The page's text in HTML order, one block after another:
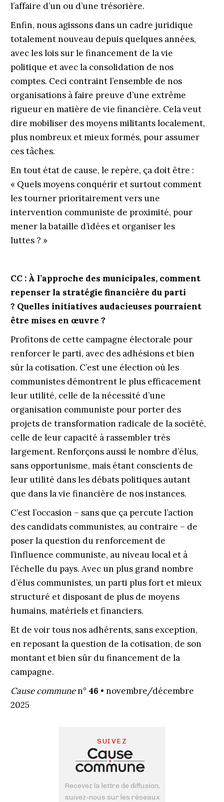
l’affaire d’un ou d’une trésorière.
Enfin, nous agissons dans un cadre juridique
totalement nouveau depuis quelques années,
avec les lois sur le financement de la vie
politique et avec la consolidation de nos
comptes. Ceci contraint l’ensemble de nos
organisations à faire preuve d’une extrême
rigueur en matière de vie financière. Cela veut
dire mobiliser des moyens militants localement,
plus nombreux et mieux formés, pour assumer
ces tâches.
En tout état de cause, le repère, ça doit être :
« Quels moyens conquérir et surtout comment
les tourner prioritairement vers une
intervention communiste de proximité, pour
mener la bataille d’idées et organiser les
luttes ? »
CC : À l’approche des municipales, comment
repenser la stratégie financière du parti
? Quelles initiatives audacieuses pourraient
être mises en œuvre ?
Profitons de cette campagne électorale pour
renforcer le parti, avec des adhésions et bien
sûr la cotisation. C’est une élection où les
communistes démontrent le plus efficacement
leur utilité, celle de la nécessité d’une
organisation communiste pour porter des
projets de transformation radicale de la société,
celle de leur capacité à rassembler très
largement. Renforçons aussi le nombre d’élus,
sans opportunisme, mais étant conscients de
leur utilité dans les débats politiques autant
que dans la vie financière de nos instances.
C’est l’occasion – sans que ça percute l’action
des candidats communistes, au contraire – de
poser la question du renforcement de
l’influence communiste, au niveau local et à
l’échelle du pays. Avec un plus grand nombre
d’élus communistes, un parti plus fort et mieux
structuré et disposant de plus de moyens
humains, matériels et financiers.
Et de voir tous nos adhérents, sans exception,
en reposant la question de la cotisation, de son
montant et bien sûr du financement de la
campagne.
Cause communen° 46 • novembre/décembre
2025
SUIVEZ
Recevez la lettre de diffusion,
suivez-nous sur les réseaux